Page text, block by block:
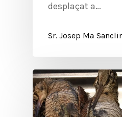
desplaçat a…
Sr. Josep Mª